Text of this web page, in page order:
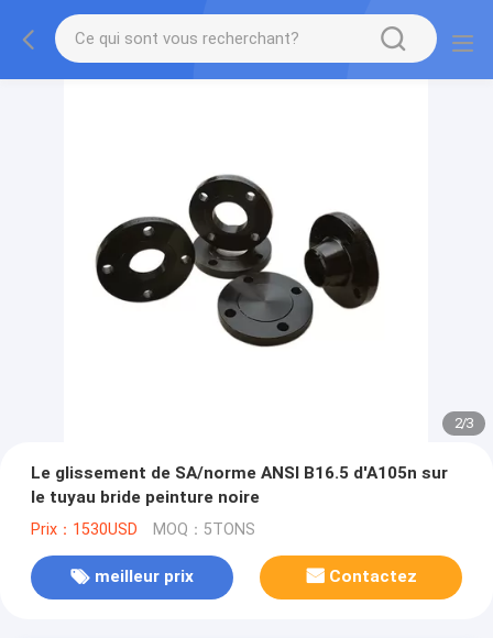
2/3
Le glissement de SA/norme ANSI B16.5 d'A105n sur
le tuyau bride peinture noire
Prix：1530USD MOQ：5TONS
meilleur prix Contactez